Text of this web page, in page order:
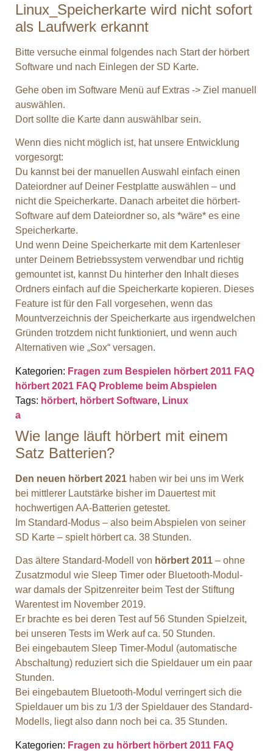
Linux_Speicherkarte wird nicht sofort
als Laufwerk erkannt
Bitte versuche einmal folgendes nach Start der hörbert
Software und nach Einlegen der SD Karte.
Gehe oben im Software Menü auf Extras -> Ziel manuell
auswählen.
Dort sollte die Karte dann auswählbar sein.
Wenn dies nicht möglich ist, hat unsere Entwicklung
vorgesorgt:
Du kannst bei der manuellen Auswahl einfach einen
Dateiordner auf Deiner Festplatte auswählen – und
nicht die Speicherkarte. Danach arbeitet die hörbert-
Software auf dem Dateiordner so, als *wäre* es eine
Speicherkarte.
Und wenn Deine Speicherkarte mit dem Kartenleser
unter Deinem Betriebssystem verwendbar und richtig
gemountet ist, kannst Du hinterher den Inhalt dieses
Ordners einfach auf die Speicherkarte kopieren. Dieses
Feature ist für den Fall vorgesehen, wenn das
Mountverzeichnis der Speicherkarte aus irgendwelchen
Gründen trotzdem nicht funktioniert, und wenn auch
Alternativen wie „Sox“ versagen.
Kategorien: Fragen zum Bespielen hörbert 2011 FAQ
hörbert 2021 FAQ Probleme beim Abspielen
Tags: hörbert, hörbert Software, Linux
a
Wie lange läuft hörbert mit einem
Satz Batterien?
Den neuen hörbert 2021 haben wir bei uns im Werk
bei mittlerer Lautstärke bisher im Dauertest mit
hochwertigen AA-Batterien getestet.
Im Standard-Modus – also beim Abspielen von seiner
SD Karte – spielt hörbert ca. 38 Stunden.
Das ältere Standard-Modell von hörbert 2011 – ohne
Zusatzmodul wie Sleep Timer oder Bluetooth-Modul-
war damals der Spitzenreiter beim Test der Stiftung
Warentest im November 2019.
Er brachte es bei deren Test auf 56 Stunden Spielzeit,
bei unseren Tests im Werk auf ca. 50 Stunden.
Bei eingebautem Sleep Timer-Modul (automatische
Abschaltung) reduziert sich die Spieldauer um ein paar
Stunden.
Bei eingebautem Bluetooth-Modul verringert sich die
Spieldauer um bis zu 1/3 der Spieldauer des Standard-
Modells, liegt also dann noch bei ca. 35 Stunden.
Kategorien: Fragen zu hörbert hörbert 2011 FAQ